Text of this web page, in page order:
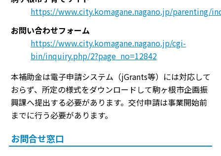
https://www.city.komagane.nagano.jp/parenting/
お問い合わせフォーム
https://www.city.komagane.nagano.jp/cgi-
bin/inquiry.php/2?page_no=12842
本補助金は電子申請システム（jGrants等）には対応して
おらず、所定の様式をダウンロードして駒ヶ根市企画振
興課へ提出する必要があります。交付申請は事業開始前
までに行う必要があります。
お問合せ窓口